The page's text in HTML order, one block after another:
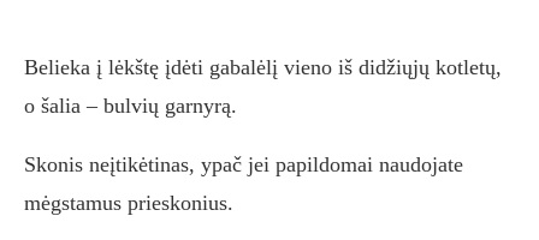
Belieka į lėkštę įdėti gabalėlį vieno iš didžiųjų kotletų,
o šalia – bulvių garnyrą.
Skonis neįtikėtinas, ypač jei papildomai naudojate
mėgstamus prieskonius.